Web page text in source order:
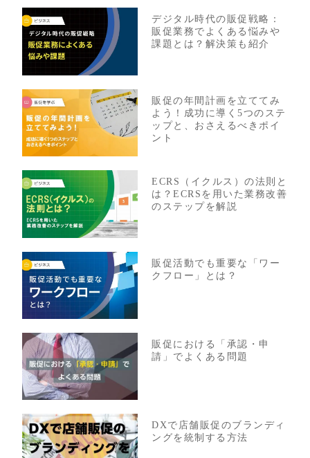
デジタル時代の販促戦略：
販促業務でよくある悩みや
課題とは？解決策も紹介
販促の年間計画を立ててみ
よう！成功に導く5つのステ
ップと、おさえるべきポイ
ント
ECRS（イクルス）の法則と
は？ECRSを用いた業務改善
のステップを解説
販促活動でも重要な「ワー
クフロー」とは？
販促における「承認・申
請」でよくある問題
DXで店舗販促のブランディ
ングを統制する方法